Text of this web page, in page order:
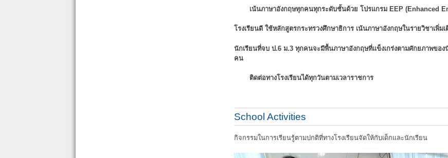
เน้นภาษาอังกฤษทุกคนทุกระดับชั้นด้วย โปรแกรม EEP (Enhanced
โรงเรียนดี ใช้หลักสูตรกระทรวงศึกษาธิการ เน้นภาษาอังกฤษในรายวิชาเพิ่มเ
นักเรียนที่จบ ป.6 ม.3 ทุกคนจะมีพื้นภาษาอังกฤษที่แข็งเกร่งตามศักยภาพของ
คน
ติดต่อทางโรงเรียนได้ทุกวันตามเวลาราชการ
School Activities
กิจกรรมในการเรียนรู้ตามปกติที่ทางโรงเรียนจัดให้กับเด็กและนักเรียน